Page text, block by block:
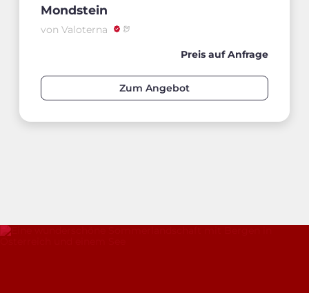
Mondstein
von Valoterna
Preis auf Anfrage
Zum Angebot